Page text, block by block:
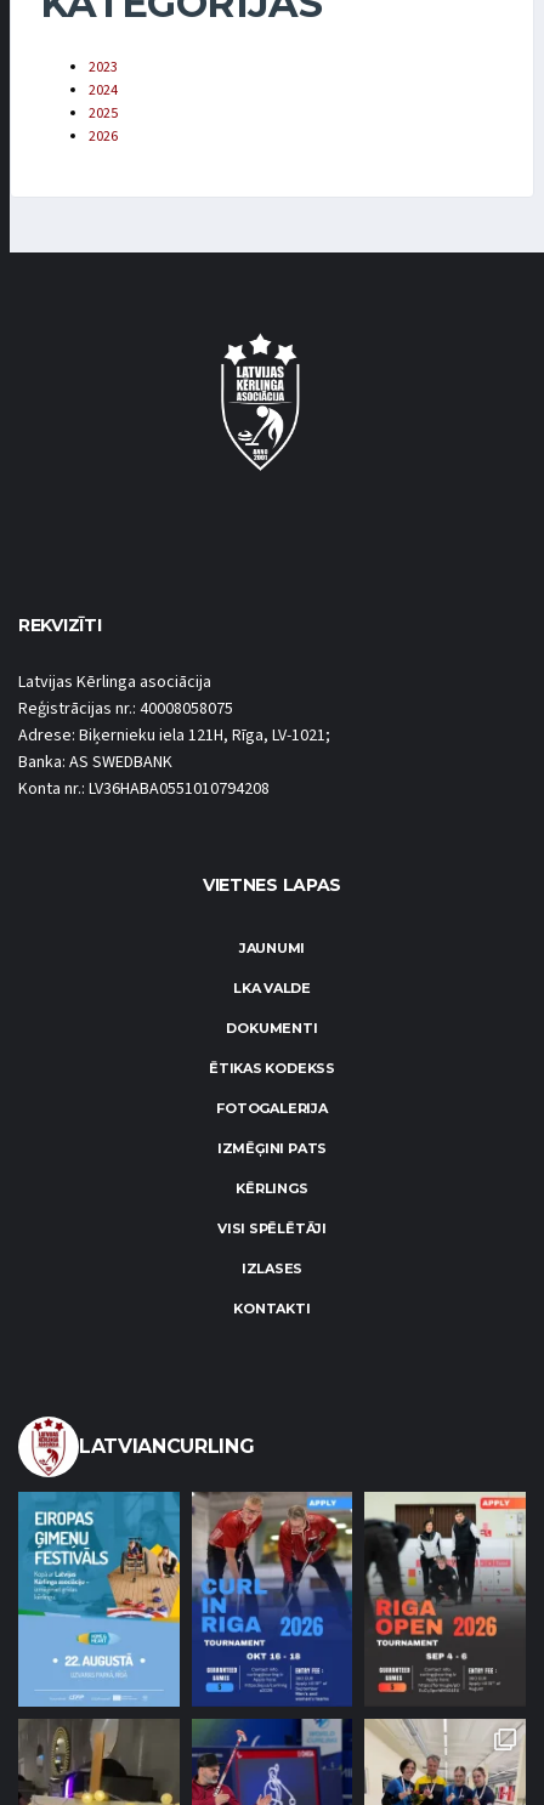
2023
2024
2025
2026
REKVIZĪTI
Latvijas Kērlinga asociācija
Reģistrācijas nr.: 40008058075
Adrese: Biķernieku iela 121H, Rīga, LV-1021;
Banka: AS SWEDBANK
Konta nr.: LV36HABA0551010794208
VIETNES LAPAS
JAUNUMI
LKA VALDE
DOKUMENTI
ĒTIKAS KODEKSS
FOTOGALERIJA
IZMĒĢINI PATS
KĒRLINGS
VISI SPĒLĒTĀJI
IZLASES
KONTAKTI
LATVIANCURLING